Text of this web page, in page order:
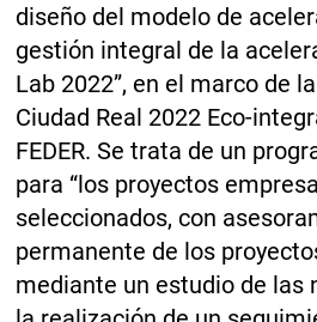
diseño del modelo de
gestión integral de la
Lab 2022”, en el marco de
Ciudad Real 2022 Eco-
FEDER. Se trata de un
para “los proyectos
seleccionados, con
permanente de los
mediante un estudio de las